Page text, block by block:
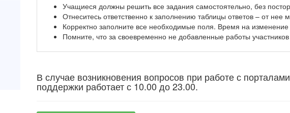
Учащиеся должны решить все задания самостоятельно, без
Отнеситесь ответственно к заполнению таблицы ответов – от нее
Корректно заполните все необходимые поля. Время на
Помните, что за своевременно не добавленные работы
В случае возникновения вопросов при работе с
поддержки работает с 10.00 до 23.00.